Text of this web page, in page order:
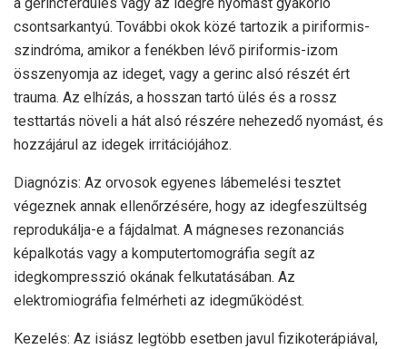
csontsarkantyú. További okok közé tartozik a piriformis-
szindróma, amikor a fenékben lévő piriformis-izom
összenyomja az ideget, vagy a gerinc alsó részét ért
trauma. Az elhízás, a hosszan tartó ülés és a rossz
testtartás növeli a hát alsó részére nehezedő nyomást, és
hozzájárul az idegek irritációjához.
Diagnózis: Az orvosok egyenes lábemelési tesztet
végeznek annak ellenőrzésére, hogy az idegfeszültség
reprodukálja-e a fájdalmat. A mágneses rezonanciás
képalkotás vagy a komputertomográfia segít az
idegkompresszió okának felkutatásában. Az
elektromiográfia felmérheti az idegműködést.
Kezelés: Az isiász legtöbb esetben javul fizikoterápiával,